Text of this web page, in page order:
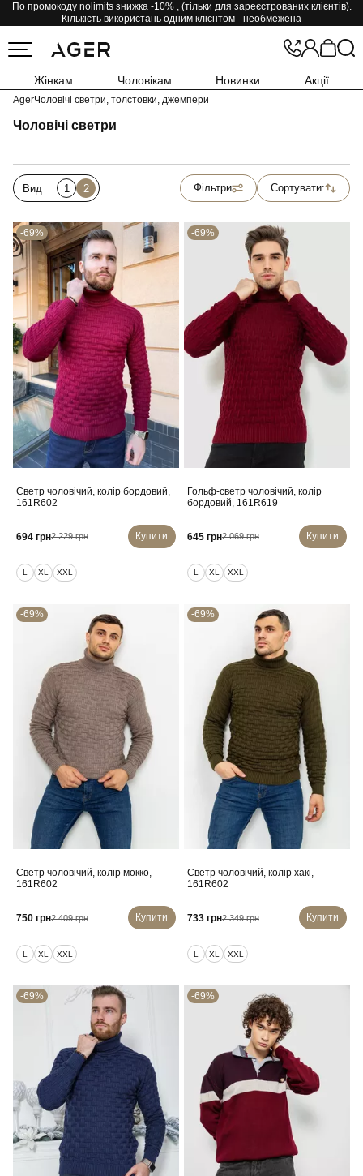
По промокоду nolimits знижка -10% , (тільки для зареєстрованих клієнтів).
Кількість використань одним клієнтом - необмежена
Жінкам Чоловікам Новинки Акції
AgerЧоловічі светри, толстовки, джемпери
Чоловічі светри
Вид 1 2 Фільтри Сортувати:
-69%
Светр чоловічий, колір бордовий,
161R602
694 грн2 229 грн Купити
L XL XXL
-69%
Гольф-светр чоловічий, колір
бордовий, 161R619
645 грн2 069 грн Купити
L XL XXL
-69%
Светр чоловічий, колір мокко,
161R602
750 грн2 409 грн Купити
L XL XXL
-69%
Светр чоловічий, колір хакі,
161R602
733 грн2 349 грн Купити
L XL XXL
-69% -69%